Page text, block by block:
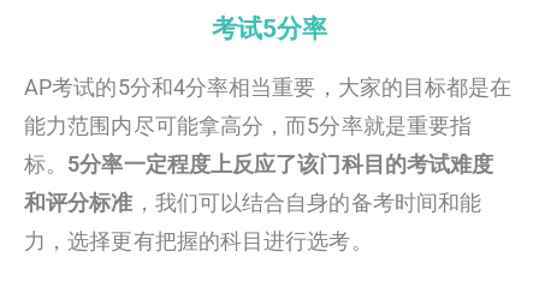
考试5分率
AP考试的5分和4分率相当重要，大家的目标都是在
能力范围内尽可能拿高分，而5分率就是重要指
标。 5分率一定程度上反应了该门科目的考试难度
和评分标准 ，我们可以结合自身的备考时间和能
力，选择更有把握的科目进行选考。